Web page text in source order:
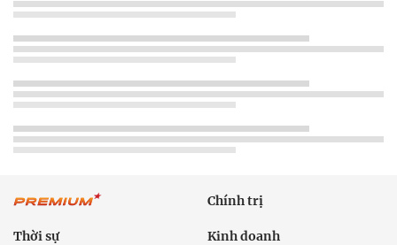
Chính trị
Thời sự Kinh doanh